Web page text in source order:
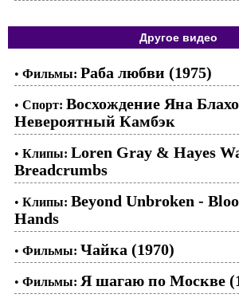
Другое видео
• Фильмы: Раба любви (1975)
• Спорт: Восхождение Яна
Невероятный Камбэк
• Клипы: Loren Gray & Hayes
Breadcrumbs
• Клипы: Beyond Unbroken -
Hands
• Фильмы: Чайка (1970)
• Фильмы: Я шагаю по Москве